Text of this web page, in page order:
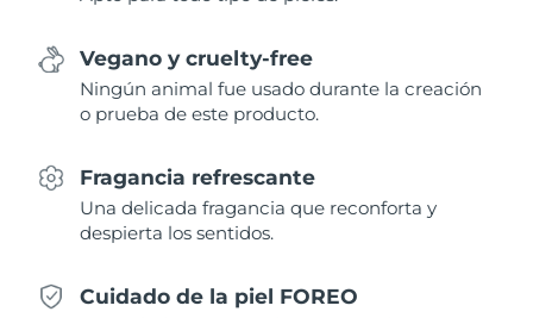
Vegano y cruelty-free
Ningún animal fue usado durante la creación
o prueba de este producto.
Fragancia refrescante
Una delicada fragancia que reconforta y
despierta los sentidos.
Cuidado de la piel FOREO
Eslovaquia
Eslovenia
Sudáfrica Entrega prevista
Corea del Sur
España Entrega prevista